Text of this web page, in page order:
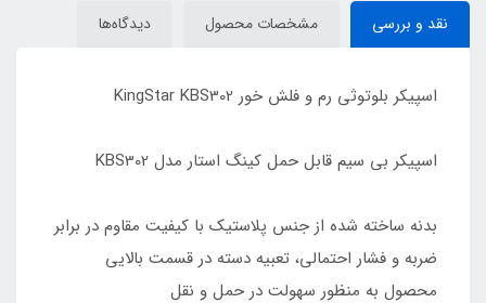
نقد و بررسی مشخصات محصول دیدگاه‌ها
اسپیکر بلوتوثی رم و فلش خور KingStar KBS302
اسپیکر بی سیم قابل حمل کینگ استار مدل KBS302
بدنه ساخته شده از جنس پلاستیک با کیفیت مقاوم در برابر
ضربه و فشار احتمالی، تعبیه دسته در قسمت بالایی
محصول به منظور سهولت در حمل و نقل